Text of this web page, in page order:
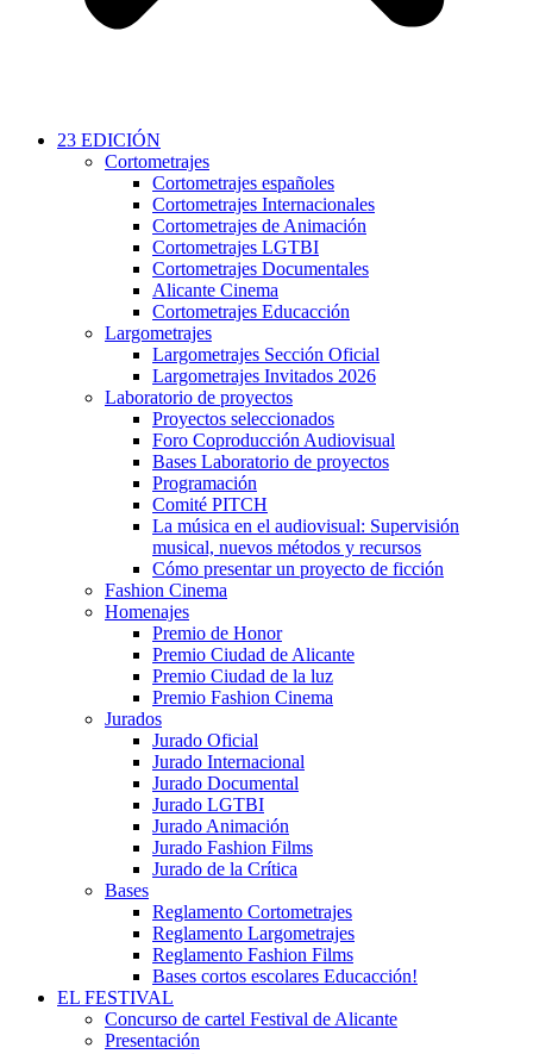
23 EDICIÓN
Cortometrajes
Cortometrajes españoles
Cortometrajes Internacionales
Cortometrajes de Animación
Cortometrajes LGTBI
Cortometrajes Documentales
Alicante Cinema
Cortometrajes Educacción
Largometrajes
Largometrajes Sección Oficial
Largometrajes Invitados 2026
Laboratorio de proyectos
Proyectos seleccionados
Foro Coproducción Audiovisual
Bases Laboratorio de proyectos
Programación
Comité PITCH
La música en el audiovisual: Supervisión
musical, nuevos métodos y recursos
Cómo presentar un proyecto de ficción
Fashion Cinema
Homenajes
Premio de Honor
Premio Ciudad de Alicante
Premio Ciudad de la luz
Premio Fashion Cinema
Jurados
Jurado Oficial
Jurado Internacional
Jurado Documental
Jurado LGTBI
Jurado Animación
Jurado Fashion Films
Jurado de la Crítica
Bases
Reglamento Cortometrajes
Reglamento Largometrajes
Reglamento Fashion Films
Bases cortos escolares Educacción!
EL FESTIVAL
Concurso de cartel Festival de Alicante
Presentación